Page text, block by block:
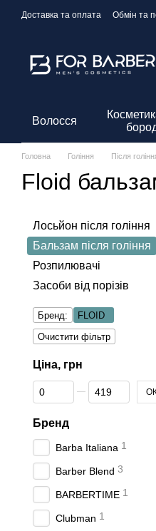
Перейти до основного
Доставка та оплата Обмін та
Волосся
Головна Гоління Після
Floid
Лосьйон після гоління
Бальзам після гоління
Розпилювачі
Засоби від порізів
Бренд:
FLOID
Очистити фільтр
Ціна, грн
Від Ціна, грн
До Ціна, грн
Бренд
Barba Italiana 1
Barber Blend 3
BARBERTIME 1
Clubman 1